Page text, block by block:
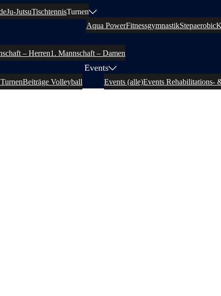
Ju-JutsuTischtennisTurnen
Aqua PowerFitnessgymnastikStepaerobic
– Herren1. Mannschaft – Damen
Beiträge Volleyball
Events
Events (alle)Events Rehabilitations-